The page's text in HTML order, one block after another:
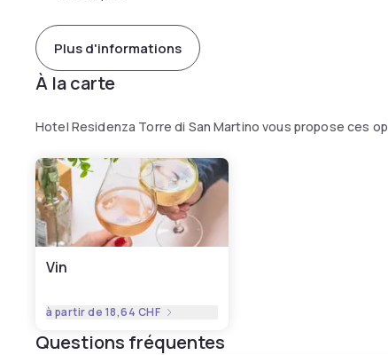
Plus d'informations
À la carte
Hotel Residenza Torre di San Martino vous propose ces
Vin
à partir de 18,64 CHF
Questions fréquentes